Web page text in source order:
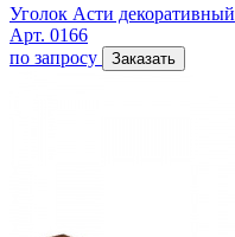
Уголок Асти декоративный
Арт. 0166
по запросу
Заказать